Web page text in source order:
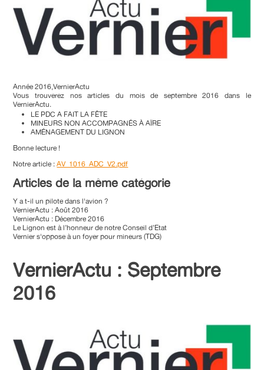
Année 2016,VernierActu
Vous trouverez nos articles du mois de septembre 2016 dans le
VernierActu.
LE PDC A FAIT LA FÊTE
MINEURS NON ACCOMPAGNÉS À AÏRE
AMÉNAGEMENT DU LIGNON
Bonne lecture !
Notre article :AV_1016_ADC_V2.pdf
Articles de la même catégorie
Y a t-il un pilote dans l'avion ?
VernierActu : Août 2016
VernierActu : Décembre 2016
Le Lignon est à l’honneur de notre Conseil d’Etat
Vernier s'oppose à un foyer pour mineurs (TDG)
VernierActu : Septembre
2016